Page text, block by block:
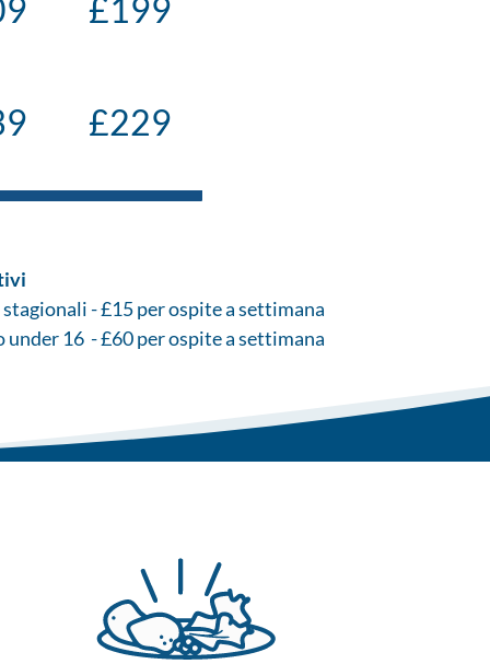
£199
£229
- £15 per ospite a settimana
under 16 - £60 per ospite a settimana